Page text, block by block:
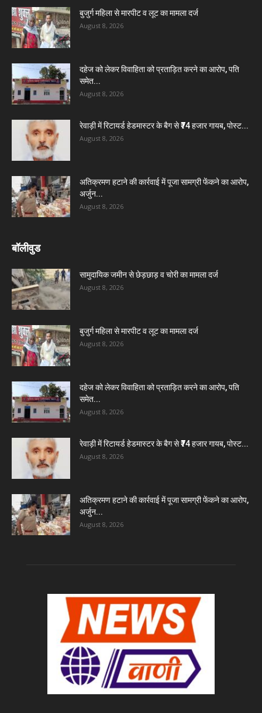
बुजुर्ग महिला से मारपीट व लूट का मामला दर्ज
August 8, 2026
दहेज को लेकर विवाहिता को प्रताड़ित करने का आरोप, पति
समेत...
August 8, 2026
रेवाड़ी में रिटायर्ड हेडमास्टर के बैग से ₹74 हजार गायब, पोस्ट...
August 8, 2026
अतिक्रमण हटाने की कार्रवाई में पूजा सामग्री फेंकने का आरोप,
अर्जुन...
August 8, 2026
बॉलीवुड
सामुदायिक जमीन से छेड़छाड़ व चोरी का मामला दर्ज
August 8, 2026
बुजुर्ग महिला से मारपीट व लूट का मामला दर्ज
August 8, 2026
दहेज को लेकर विवाहिता को प्रताड़ित करने का आरोप, पति
समेत...
August 8, 2026
रेवाड़ी में रिटायर्ड हेडमास्टर के बैग से ₹74 हजार गायब, पोस्ट...
August 8, 2026
अतिक्रमण हटाने की कार्रवाई में पूजा सामग्री फेंकने का आरोप,
अर्जुन...
August 8, 2026